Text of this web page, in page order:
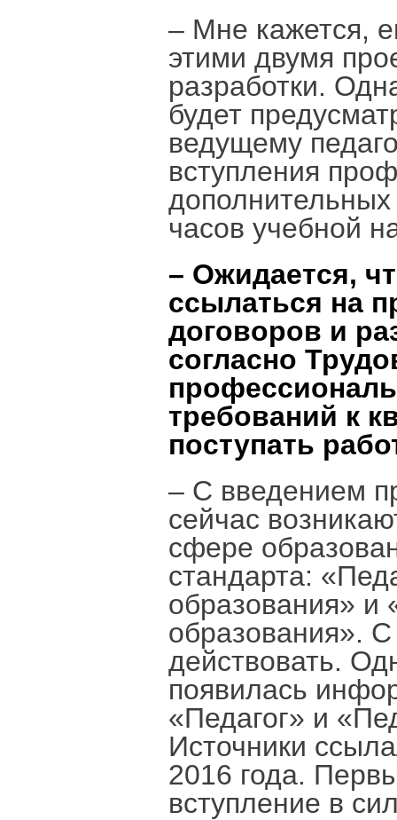
– Мне кажется,
этими двумя
разработки.
будет
ведущему
вступления
часов учебной
– Ожидается,
ссылаться на
договоров и
согласно
требований к
поступать
– С введением
сейчас
сфере
стандарта:
образования» и
образования».
действовать.
появилась
«Педагог» и
Источники
2016 года.
вступление в